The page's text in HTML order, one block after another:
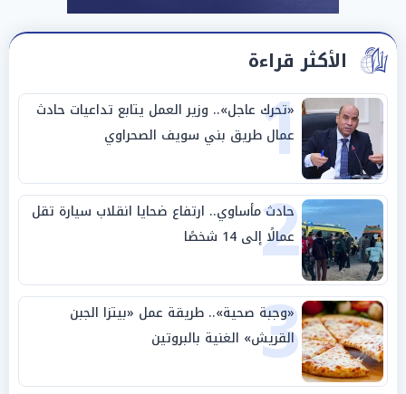
الأكثر قراءة
1
«تحرك عاجل».. وزير العمل يتابع تداعيات حادث
عمال طريق بني سويف الصحراوي
2
حادث مأساوي.. ارتفاع ضحايا انقلاب سيارة تقل
عمالًا إلى 14 شخصًا
3
«وجبة صحية».. طريقة عمل «بيتزا الجبن
القريش» الغنية بالبروتين